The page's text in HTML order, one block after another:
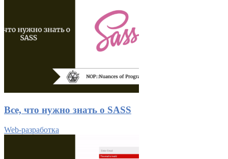
Все, что нужно знать о SASS
Web-разработка